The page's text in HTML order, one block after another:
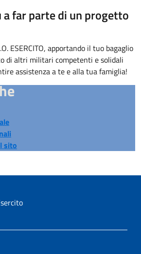
a far parte di un progetto
ESERCITO, apportando il tuo bagaglio
di altri militari competenti e solidali
assistenza a te e alla tua famiglia!
sito